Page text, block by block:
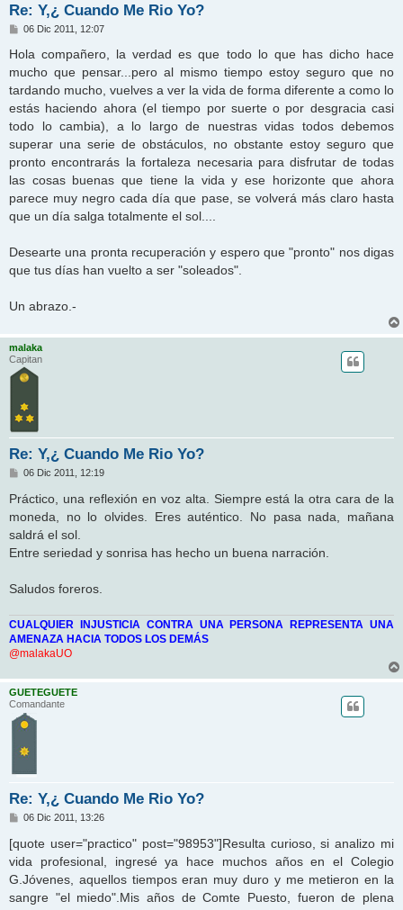
Re: Y,¿ Cuando Me Rio Yo?
M
n
a
j
e
06 Dic 2011, 12:07
Hola compañero, la verdad es que todo lo que has dicho hace
mucho que pensar...pero al mismo tiempo estoy seguro que no
tardando mucho, vuelves a ver la vida de forma diferente a como lo
estás haciendo ahora (el tiempo por suerte o por desgracia casi
todo lo cambia), a lo largo de nuestras vidas todos debemos
superar una serie de obstáculos, no obstante estoy seguro que
pronto encontrarás la fortaleza necesaria para disfrutar de todas
las cosas buenas que tiene la vida y ese horizonte que ahora
parece muy negro cada día que pase, se volverá más claro hasta
que un día salga totalmente el sol....
Desearte una pronta recuperación y espero que "pronto" nos digas
que tus días han vuelto a ser "soleados".
Un abrazo.-
malaka
Capitan
Re: Y,¿ Cuando Me Rio Yo?
M
n
s
a
e
06 Dic 2011, 12:19
Práctico, una reflexión en voz alta. Siempre está la otra cara de la
moneda, no lo olvides. Eres auténtico. No pasa nada, mañana
saldrá el sol.
Entre seriedad y sonrisa has hecho un buena narración.
Saludos foreros.
CUALQUIER INJUSTICIA CONTRA UNA PERSONA REPRESENTA UNA
AMENAZA HACIA TODOS LOS DEMÁS
@malakaUO
GUETEGUETE
Comandante
Re: Y,¿ Cuando Me Rio Yo?
M
n
s
a
e
06 Dic 2011, 13:26
[quote user="practico" post="98953"]Resulta curioso, si analizo mi
vida profesional, ingresé ya hace muchos años en el Colegio
G.Jóvenes, aquellos tiempos eran muy duro y me metieron en la
sangre "el miedo".Mis años de Comte Puesto, fueron de plena